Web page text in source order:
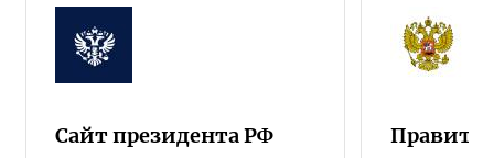
Сайт президента РФ